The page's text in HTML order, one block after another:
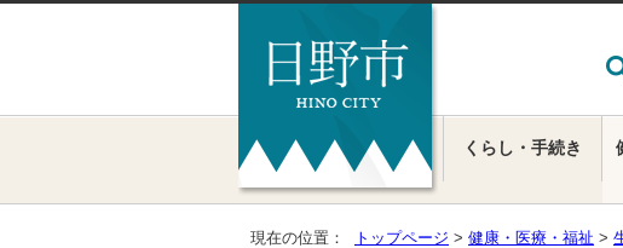
くらし・手続き
現在の位置： トップページ > 健康・医療・福祉 >